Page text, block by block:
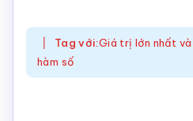
Tag với:Giá trị lớn nhất
hàm số